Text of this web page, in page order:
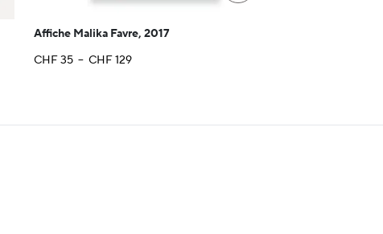
Affiche Malika Favre, 2017
CHF35 – CHF129Plage
à